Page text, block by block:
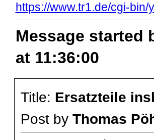
https://www.tr1.de/cgi-
Message started
at 11:36:00
Title: Ersatzteile
Post by Thomas